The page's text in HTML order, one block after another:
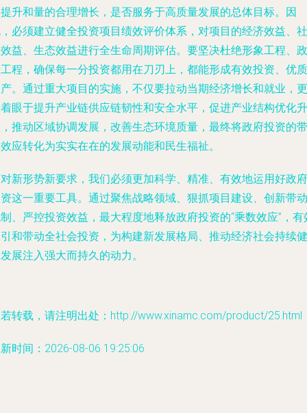
升和量的合理增长，是否服务于高质量发展的总体目标。因
必须建立健全投资项目绩效评价体系，对项目的经济效益、社
益、生态效益进行全生命周期评估。要坚决杜绝形象工程、政
程，确保每一分投资都用在刀刃上，都能形成有效投资、优质
。通过重大项目的实施，不仅要拉动当期经济增长和就业，更
眼于提升产业链供应链韧性和安全水平，促进产业结构优化升
推动区域协调发展，改善生态环境质量，最终将政府投资的带
应转化为实实在在的发展动能和民生福祉。
新形势新要求，我们必须更加科学、精准、有效地运用好政府
这一重要工具。通过聚焦战略领域、狠抓项目建设、创新带动
、严控投资效益，最大程度地释放政府投资的“乘数效应”，有
和带动全社会投资，为构建新发展格局、推动经济社会持续健
展注入强大而持久的动力。
转载，请注明出处：http://www.xinamc.com/product/25.html
时间：2026-08-06 19:25:06